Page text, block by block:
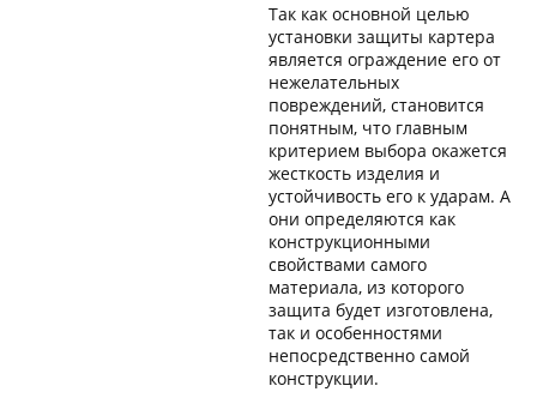
Так как основной целью
установки защиты картера
является ограждение его от
нежелательных
повреждений, становится
понятным, что главным
критерием выбора окажется
жесткость изделия и
устойчивость его к ударам. А
они определяются как
конструкционными
свойствами самого
материала, из которого
защита будет изготовлена,
так и особенностями
непосредственно самой
конструкции.